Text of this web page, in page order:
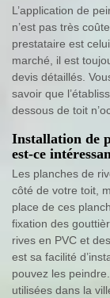
L’application de
n’est pas très
prestataire est
marché, il est
devis détaillés.
savoir que
dessous de toit
Installation de
est-ce
Les planches de
côté de votre toit,
place de ces
fixation des
rives en PVC et
est sa facilité
pouvez les
utilisées dans la